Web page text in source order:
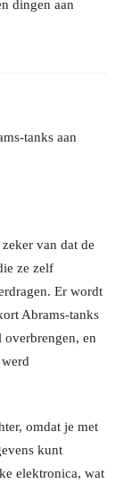
dingen aan
tanks aan
van dat de
ze zelf
Er wordt
Abrams-tanks
en
omdat je met
kunt
elektronica, wat